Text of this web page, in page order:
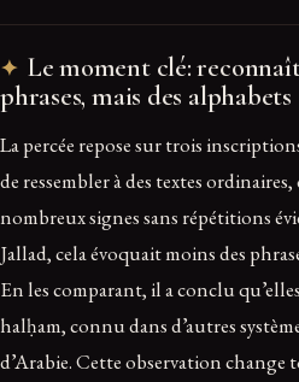
Le moment clé:
phrases, mais des alphabets
La percée repose sur trois
de ressembler à des textes
nombreux signes sans répétitions
Jallad, cela évoquait moins des
En les comparant, il a conclu
halḥam, connu dans d’autres
d’Arabie. Cette observation change